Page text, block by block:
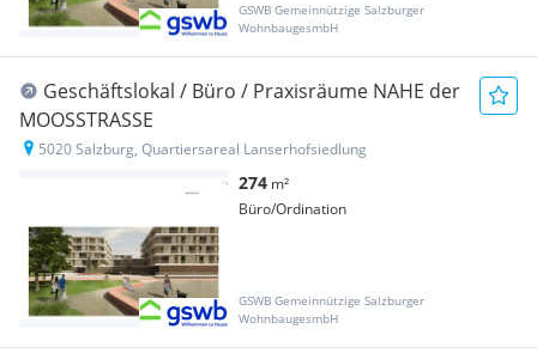
GSWB Gemeinnützige Salzburger
WohnbaugesmbH
Geschäftslokal / Büro / Praxisräume NAHE der
MOOSSTRASSE
5020 Salzburg, Quartiersareal Lanserhofsiedlung
274 m²
Büro/Ordination
GSWB Gemeinnützige Salzburger
WohnbaugesmbH